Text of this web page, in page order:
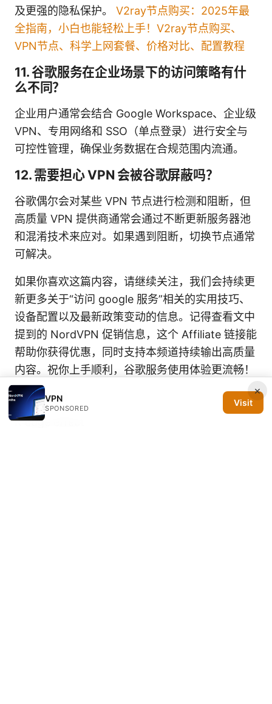
及更强的隐私保护。 V2ray节点购买：2025年最
全指南，小白也能轻松上手！V2ray节点购买、
VPN节点、科学上网套餐、价格对比、配置教程
11. 谷歌服务在企业场景下的访问策略有什
么不同？
企业用户通常会结合 Google Workspace、企业级
VPN、专用网络和 SSO（单点登录）进行安全与
可控性管理，确保业务数据在合规范围内流通。
12. 需要担心 VPN 会被谷歌屏蔽吗？
谷歌偶尔会对某些 VPN 节点进行检测和阻断，但
高质量 VPN 提供商通常会通过不断更新服务器池
和混淆技术来应对。如果遇到阻断，切换节点通常
可解决。
如果你喜欢这篇内容，请继续关注，我们会持续更
新更多关于“访问 google 服务”相关的实用技巧、
设备配置以及最新政策变动的信息。记得查看文中
提到的 NordVPN 促销信息，这个 Affiliate 链接能
帮助你获得优惠，同时支持本频道持续输出高质量
内容。祝你上手顺利，谷歌服务使用体验更流畅！
Sources:
K edge effect
×
VPN
SPONSORED
Visit